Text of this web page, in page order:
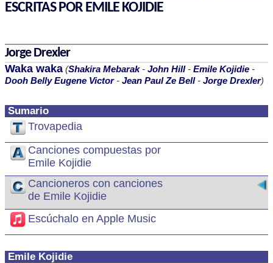
ESCRITAS POR EMILE KOJIDIE
Sumario
Trovapedia
Canciones compuestas por
Emile Kojidie
Cancioneros con canciones
de Emile Kojidie
Escúchalo en Apple Music
Emile Kojidie
Jorge Drexler
Waka waka (Shakira Mebarak- John Hill- Emile Kojidie -
Dooh Belly Eugene Victor- Jean Paul Ze Bell- Jorge Drexler)